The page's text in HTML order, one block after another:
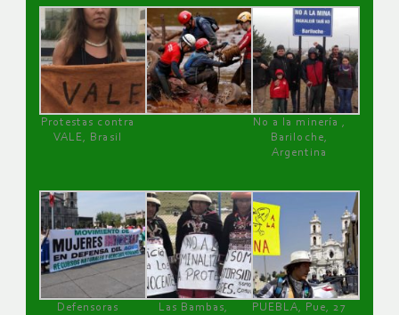
Protestas contra
VALE, Brasil
No a la minería ,
Bariloche,
Argentina
Defensoras
Las Bambas,
PUEBLA, Pue, 27